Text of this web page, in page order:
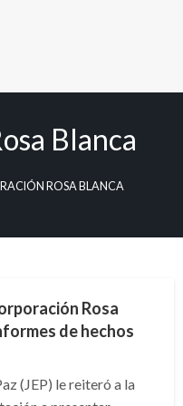
Blanca
ROSA BLANCA
Rosa
de hechos
(JEP) le reiteró a la